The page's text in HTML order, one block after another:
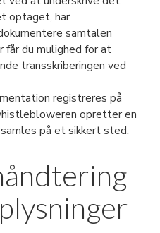
optaget, har
samtalen
du mulighed for at
transskriberingen ved
registreres på
opretter en
på et sikkert sted.